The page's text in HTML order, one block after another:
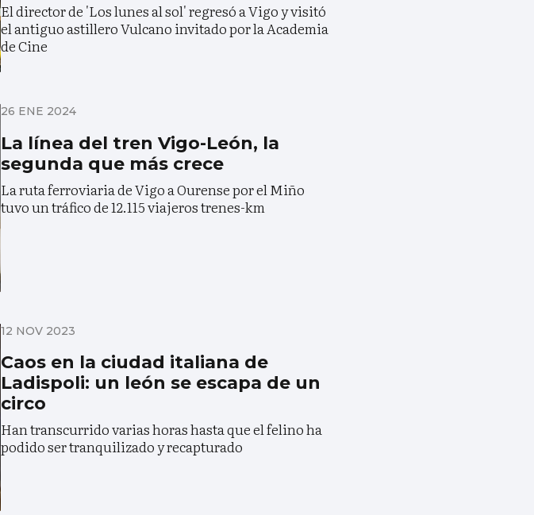
El director de 'Los lunes al sol' regresó a Vigo y visitó
el antiguo astillero Vulcano invitado por la Academia
de Cine
26 ENE 2024
La línea del tren Vigo-León, la
segunda que más crece
La ruta ferroviaria de Vigo a Ourense por el Miño
tuvo un tráfico de 12.115 viajeros trenes-km
12 NOV 2023
Caos en la ciudad italiana de
Ladispoli: un león se escapa de un
circo
Han transcurrido varias horas hasta que el felino ha
podido ser tranquilizado y recapturado